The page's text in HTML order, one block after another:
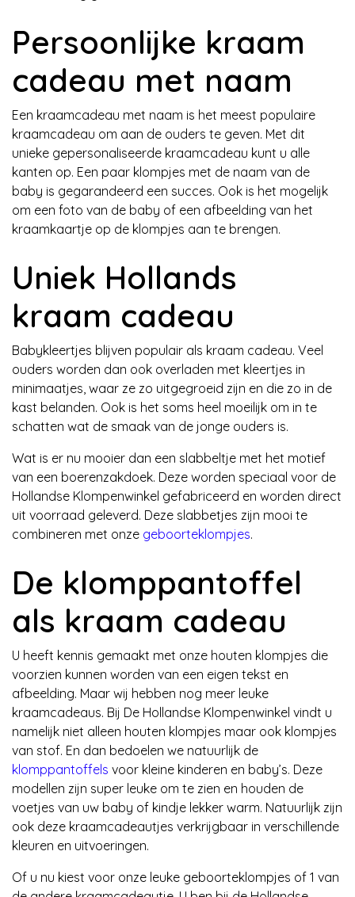
Persoonlijke kraam
cadeau met naam
Een kraamcadeau met naam is het meest populaire
kraamcadeau om aan de ouders te geven. Met dit
unieke gepersonaliseerde kraamcadeau kunt u alle
kanten op. Een paar klompjes met de naam van de
baby is gegarandeerd een succes. Ook is het mogelijk
om een foto van de baby of een afbeelding van het
kraamkaartje op de klompjes aan te brengen.
Uniek Hollands
kraam cadeau
Babykleertjes blijven populair als kraam cadeau. Veel
ouders worden dan ook overladen met kleertjes in
minimaatjes, waar ze zo uitgegroeid zijn en die zo in de
kast belanden. Ook is het soms heel moeilijk om in te
schatten wat de smaak van de jonge ouders is.
Wat is er nu mooier dan een slabbeltje met het motief
van een boerenzakdoek. Deze worden speciaal voor de
Hollandse Klompenwinkel gefabriceerd en worden direct
uit voorraad geleverd. Deze slabbetjes zijn mooi te
combineren met onze geboorteklompjes.
De klomppantoffel
als kraam cadeau
U heeft kennis gemaakt met onze houten klompjes die
voorzien kunnen worden van een eigen tekst en
afbeelding. Maar wij hebben nog meer leuke
kraamcadeaus. Bij De Hollandse Klompenwinkel vindt u
namelijk niet alleen houten klompjes maar ook klompjes
van stof. En dan bedoelen we natuurlijk de
klomppantoffels voor kleine kinderen en baby’s. Deze
modellen zijn super leuke om te zien en houden de
voetjes van uw baby of kindje lekker warm. Natuurlijk zijn
ook deze kraamcadeautjes verkrijgbaar in verschillende
kleuren en uitvoeringen.
Of u nu kiest voor onze leuke geboorteklompjes of 1 van